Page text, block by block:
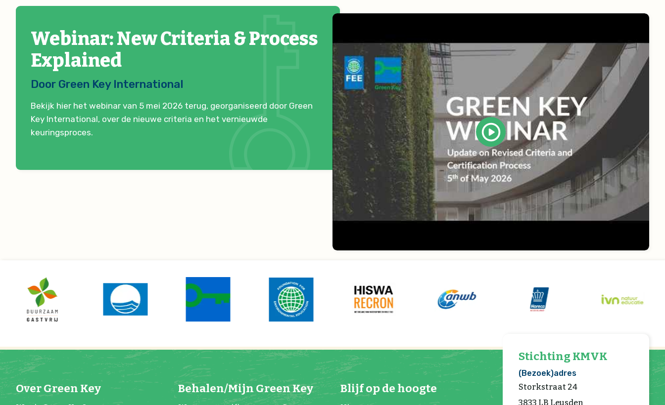
Webinar: New Criteria & Process
Explained
Door Green Key International
Bekijk hier het webinar van 5 mei 2026 terug, georganiseerd door Green
Key International, over de nieuwe criteria en het vernieuwde
keuringsproces.
Over Green Key Behalen/Mijn Green Key Blijf op de hoogte
Stichting KMVK
(Bezoek)adres
Storkstraat 24
3833 LB Leusden